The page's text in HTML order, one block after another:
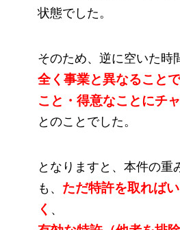
状態でした。
そのため、逆に空いた時
全く事業と異なること
こと・得意なことにチ
とのことでした。
となりますと、本件の重
も、 ただ特許を取れば
く 、